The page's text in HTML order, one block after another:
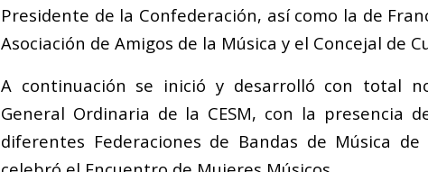
Presidente de la Confederación, así como la de
Asociación de Amigos de la Música y el Concejal de
A continuación se inició y desarrolló con total
General Ordinaria de la CESM, con la presencia
diferentes Federaciones de Bandas de Música